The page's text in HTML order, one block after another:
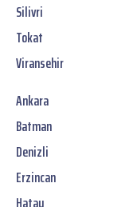
Silivri
Tokat
Viransehir
Ankara
Batman
Denizli
Erzincan